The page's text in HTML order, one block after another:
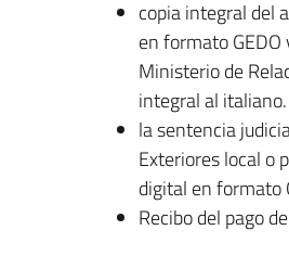
copia integral del
en formato
Ministerio de
integral al
la sentencia
Exteriores local o
digital en formato
Recibo del pago